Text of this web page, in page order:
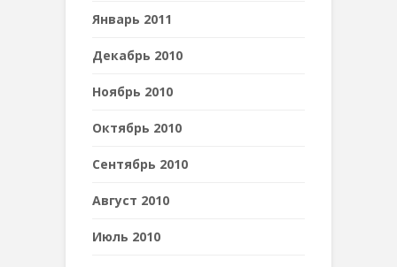
Январь 2011
Декабрь 2010
Ноябрь 2010
Октябрь 2010
Сентябрь 2010
Август 2010
Июль 2010